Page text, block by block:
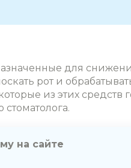
для
рот и
из этих средств
на сайте